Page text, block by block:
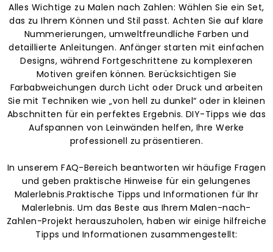
Alles Wichtige zu Malen nach Zahlen: Wählen Sie ein Set,
das zu Ihrem Können und Stil passt. Achten Sie auf klare
Nummerierungen, umweltfreundliche Farben und
detaillierte Anleitungen. Anfänger starten mit einfachen
Designs, während Fortgeschrittene zu komplexeren
Motiven greifen können. Berücksichtigen Sie
Farbabweichungen durch Licht oder Druck und arbeiten
Sie mit Techniken wie „von hell zu dunkel“ oder in kleinen
Abschnitten für ein perfektes Ergebnis. DIY-Tipps wie das
Aufspannen von Leinwänden helfen, Ihre Werke
professionell zu präsentieren.
In unserem FAQ-Bereich beantworten wir häufige Fragen
und geben praktische Hinweise für ein gelungenes
Malerlebnis.Praktische Tipps und Informationen für Ihr
Malerlebnis. Um das Beste aus Ihrem Malen-nach-
Zahlen-Projekt herauszuholen, haben wir einige hilfreiche
Tipps und Informationen zusammengestellt: